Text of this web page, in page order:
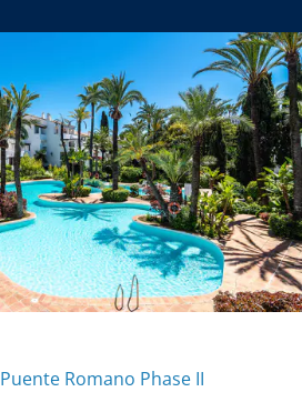
Puente Romano Phase II